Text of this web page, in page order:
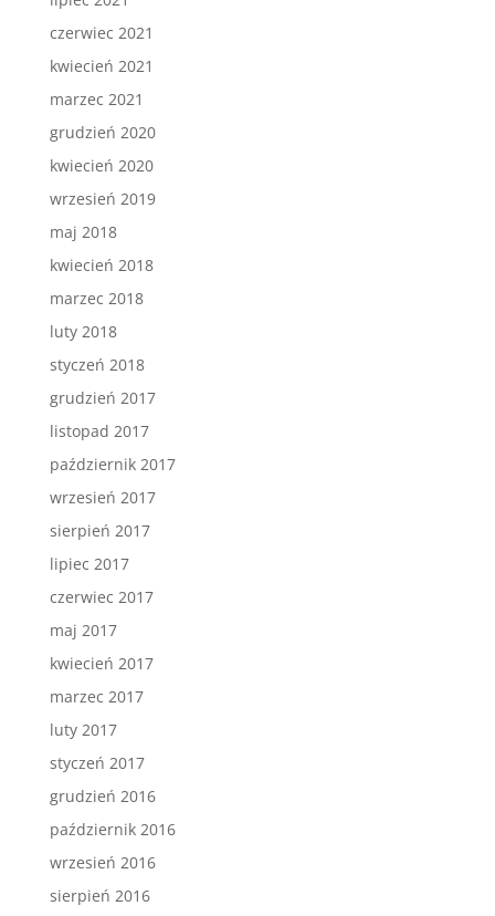
czerwiec 2021
kwiecień 2021
marzec 2021
grudzień 2020
kwiecień 2020
wrzesień 2019
maj 2018
kwiecień 2018
marzec 2018
luty 2018
styczeń 2018
grudzień 2017
listopad 2017
październik 2017
wrzesień 2017
sierpień 2017
lipiec 2017
czerwiec 2017
maj 2017
kwiecień 2017
marzec 2017
luty 2017
styczeń 2017
grudzień 2016
październik 2016
wrzesień 2016
sierpień 2016